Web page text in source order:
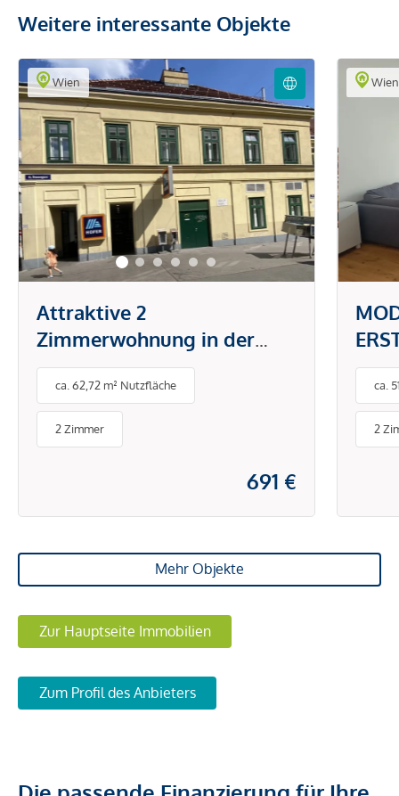
Weitere interessante Objekte
Wien
Attraktive 2
Zimmerwohnung in der
Brunnengasse
ca. 62,72 m² Nutzfläche
2 Zimmer
691 €
Wien
ca.
2
Mehr Objekte
Zur Hauptseite Immobilien
Zum Profil des Anbieters